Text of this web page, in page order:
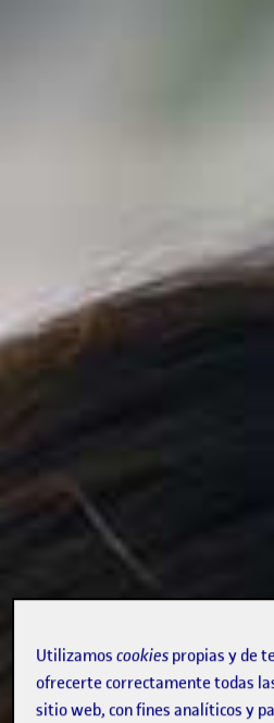
Utilizamoscookies propias y de
ofrecerte correctamente todas
sitio web, con fines analíticos y